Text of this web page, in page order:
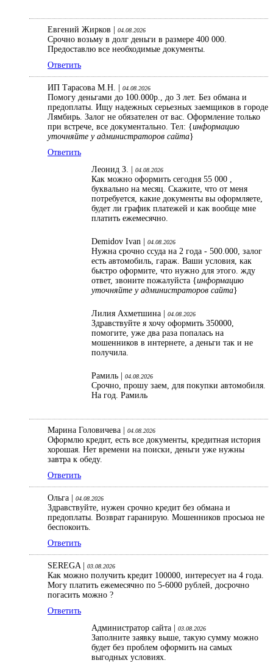
Евгений Жирков | 04.08.2026
Срочно возьму в долг деньги в размере 400 000.
Предоставлю все необходимые документы.
Ответить
ИП Тарасова М.Н. | 04.08.2026
Помогу деньгами до 100.000р., до 3 лет. Без обмана и
предоплаты. Ищу надежных серьезных заемщиков в городе
Лямбирь. Залог не обязателен от вас. Оформление только
при встрече, все документально. Тел: {информацию
уточняйте у администраторов сайта}
Ответить
Леонид З. |
04.08.2026
Как можно оформить сегодня 55 000 ,
буквально на месяц. Скажите, что от меня
потребуется, какие документы вы оформляете,
будет ли график платежей и как вообще мне
платить ежемесячно.
Demidov Ivan | 04.08.2026
Нужна срочно ссуда на 2 года - 500.000, залог
есть автомобиль, гараж. Ваши условия, как
быстро оформите, что нужно для этого. жду
ответ, звоните пожалуйста {информацию
уточняйте у администраторов сайта}
Лилия Ахметшина | 04.08.2026
Здравствуйте я хочу оформить 350000,
помогите, уже два раза попалась на
мошенников в интернете, а деньги так и не
получила.
Рамиль | 04.08.2026
Срочно, прошу заем, для покупки автомобиля.
На год. Рамиль
Марина Головичева | 04.08.2026
Оформлю кредит, есть все документы, кредитная история
хорошая. Нет времени на поиски, деньги уже нужны
завтра к обеду.
Ответить
Ольга | 04.08.2026
Здравствуйте, нужен срочно кредит без обмана и
предоплаты. Возврат гаранирую. Мошенников просьюа не
беспокоить.
Ответить
SEREGA | 03.08.2026
Как можно получить кредит 100000, интересует на 4 года.
Могу платить ежемесячно по 5-6000 рублей, досрочно
погасить можно ?
Ответить
Администратор сайта |
03.08.2026
Заполните заявку выше, такую сумму можно
будет без проблем оформить на самых
выгодных условиях.